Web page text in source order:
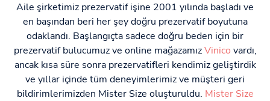
Aile şirketimiz prezervatif işine 2001 yılında başladı ve
en başından beri her şey doğru prezervatif boyutuna
odaklandı. Başlangıçta sadece doğru beden için bir
prezervatif bulucumuz ve online mağazamızVinico vardı,
ancak kısa süre sonra prezervatifleri kendimiz geliştirdik
ve yıllar içinde tüm deneyimlerimiz ve müşteri geri
bildirimlerimizden Mister Size oluşturuldu. Mister Size